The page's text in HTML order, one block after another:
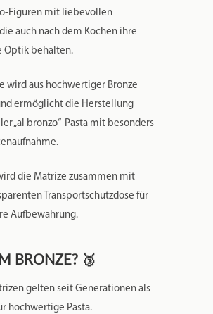
Figuren mit liebevollen
auch nach dem Kochen ihre
Optik behalten.
wird aus hochwertiger Bronze
ermöglicht die Herstellung
„al bronzo“-Pasta mit besonders
die Matrize zusammen mit
Transportschutzdose für
Aufbewahrung.
BRONZE? 🥉
gelten seit Generationen als
hochwertige Pasta.